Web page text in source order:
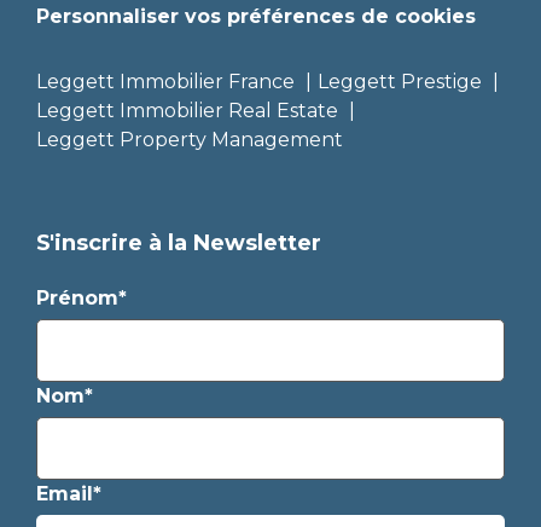
Personnaliser vos préférences de cookies
Leggett Immobilier France
Leggett Prestige
Leggett Immobilier Real Estate
Leggett Property Management
S'inscrire à la Newsletter
Prénom*
Nom*
Email*